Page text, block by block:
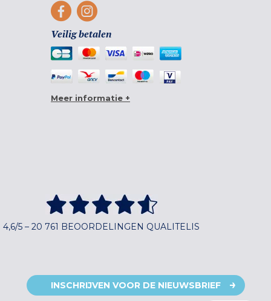
Veilig betalen
Meer informatie +
4,6/5 – 20 761 BEOORDELINGEN QUALITELIS
INSCHRIJVEN VOOR DE NIEUWSBRIEF